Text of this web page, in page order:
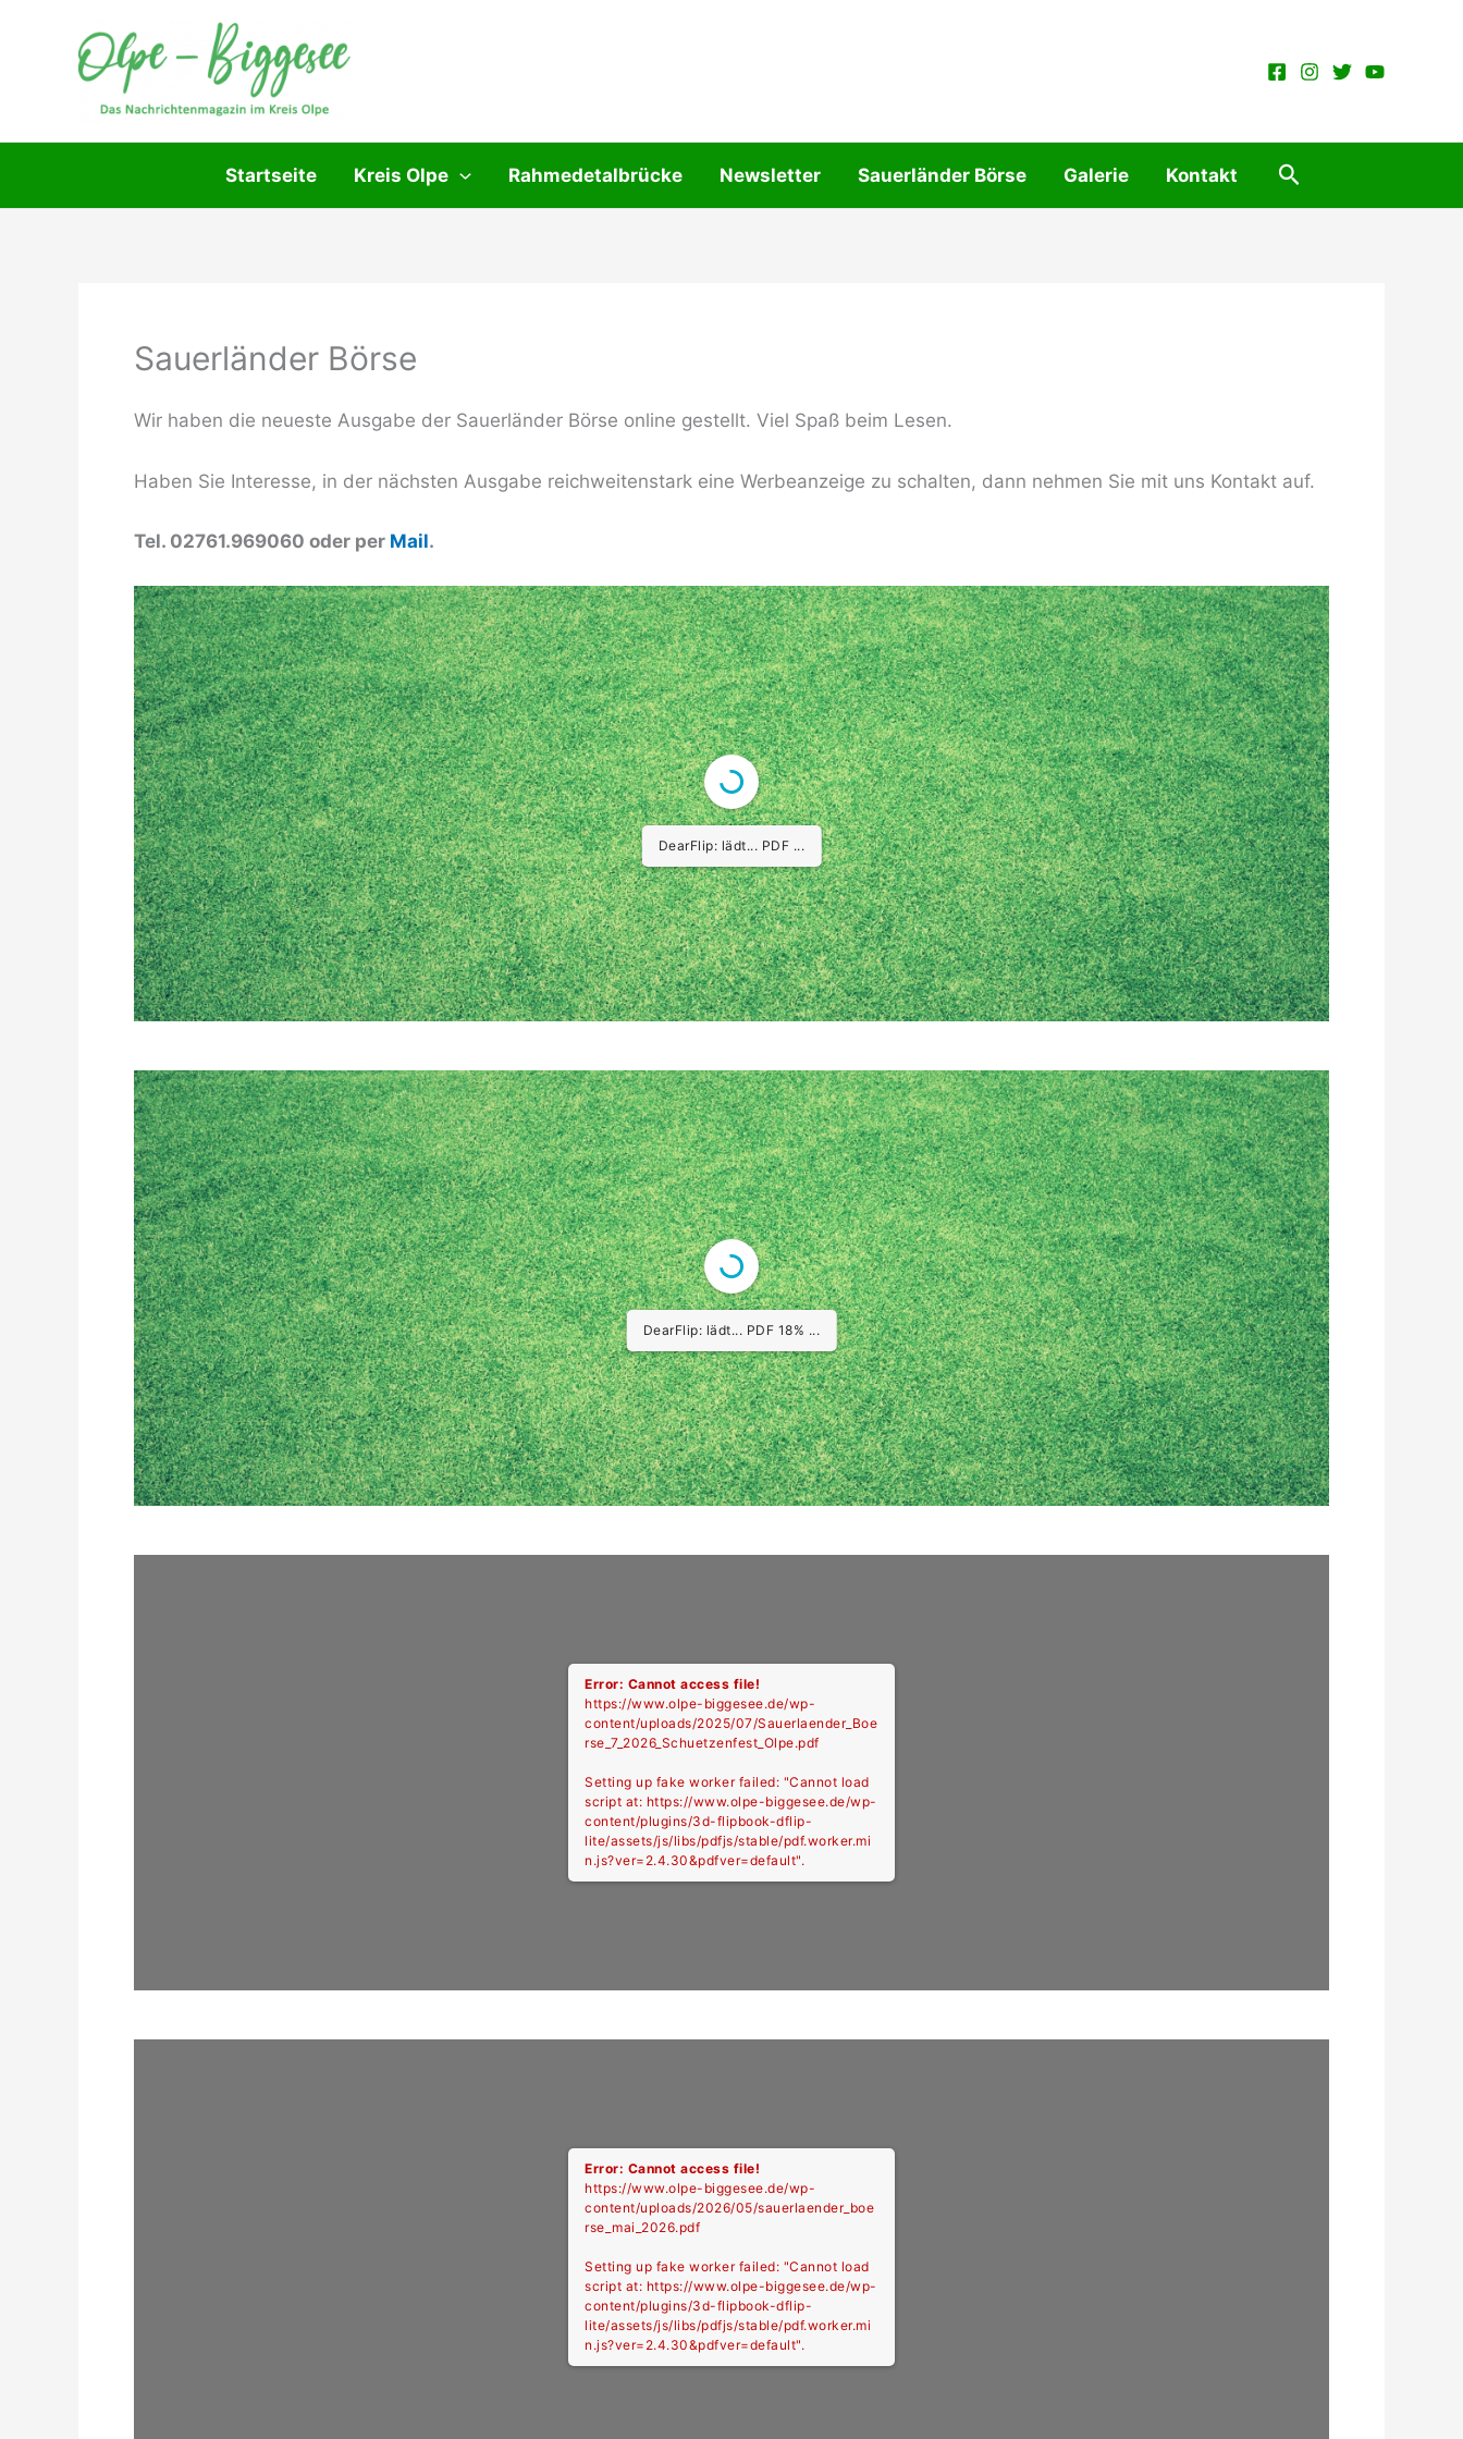
Startseite Kreis Olpe Rahmedetalbrücke Newsletter Sauerländer Börse Galerie Kontakt Suchen
Sauerländer Börse
Wir haben die neueste Ausgabe der Sauerländer Börse online gestellt. Viel Spaß beim Lesen.
Haben Sie Interesse, in der nächsten Ausgabe reichweitenstark eine Werbeanzeige zu schalten, dann nehmen Sie mit uns Kontakt auf.
Tel. 02761.969060 oder per Mail.
DearFlip: lädt... PDF ...
DearFlip: lädt... PDF 18% ...
Error: Cannot access file!
https://www.olpe-biggesee.de/wp-
content/uploads/2025/07/Sauerlaender_Boe
rse_7_2026_Schuetzenfest_Olpe.pdf
Setting up fake worker failed: "Cannot load
script at: https://www.olpe-biggesee.de/wp-
content/plugins/3d-flipbook-dflip-
lite/assets/js/libs/pdfjs/stable/pdf.worker.mi
n.js?ver=2.4.30&pdfver=default".
Error: Cannot access file!
https://www.olpe-biggesee.de/wp-
content/uploads/2026/05/sauerlaender_boe
rse_mai_2026.pdf
Setting up fake worker failed: "Cannot load
script at: https://www.olpe-biggesee.de/wp-
content/plugins/3d-flipbook-dflip-
lite/assets/js/libs/pdfjs/stable/pdf.worker.mi
n.js?ver=2.4.30&pdfver=default".